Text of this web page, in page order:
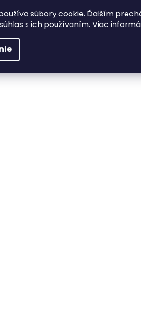
súbory cookie. Ďalším
s ich používaním. Viac